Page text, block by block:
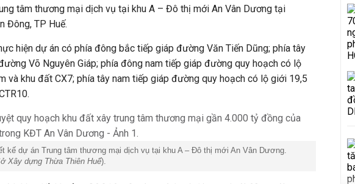
tâm thương mại dịch vụ tại khu A – Đô thị mới An Vân Dương tại
Đông, TP Huế.
hiện dự án có phía đông bắc tiếp giáp đường Văn Tiến Dũng; phía tây
Võ Nguyên Giáp; phía đông nam tiếp giáp đường quy hoạch có lộ
và khu đất CX7; phía tây nam tiếp giáp đường quy hoạch có lộ giới 19,5
kế dự án Trung tâm thương mại dịch vụ tại khu A – Đô thị mới An Vân Dương.
Xây dựng Thừa Thiên Huế).